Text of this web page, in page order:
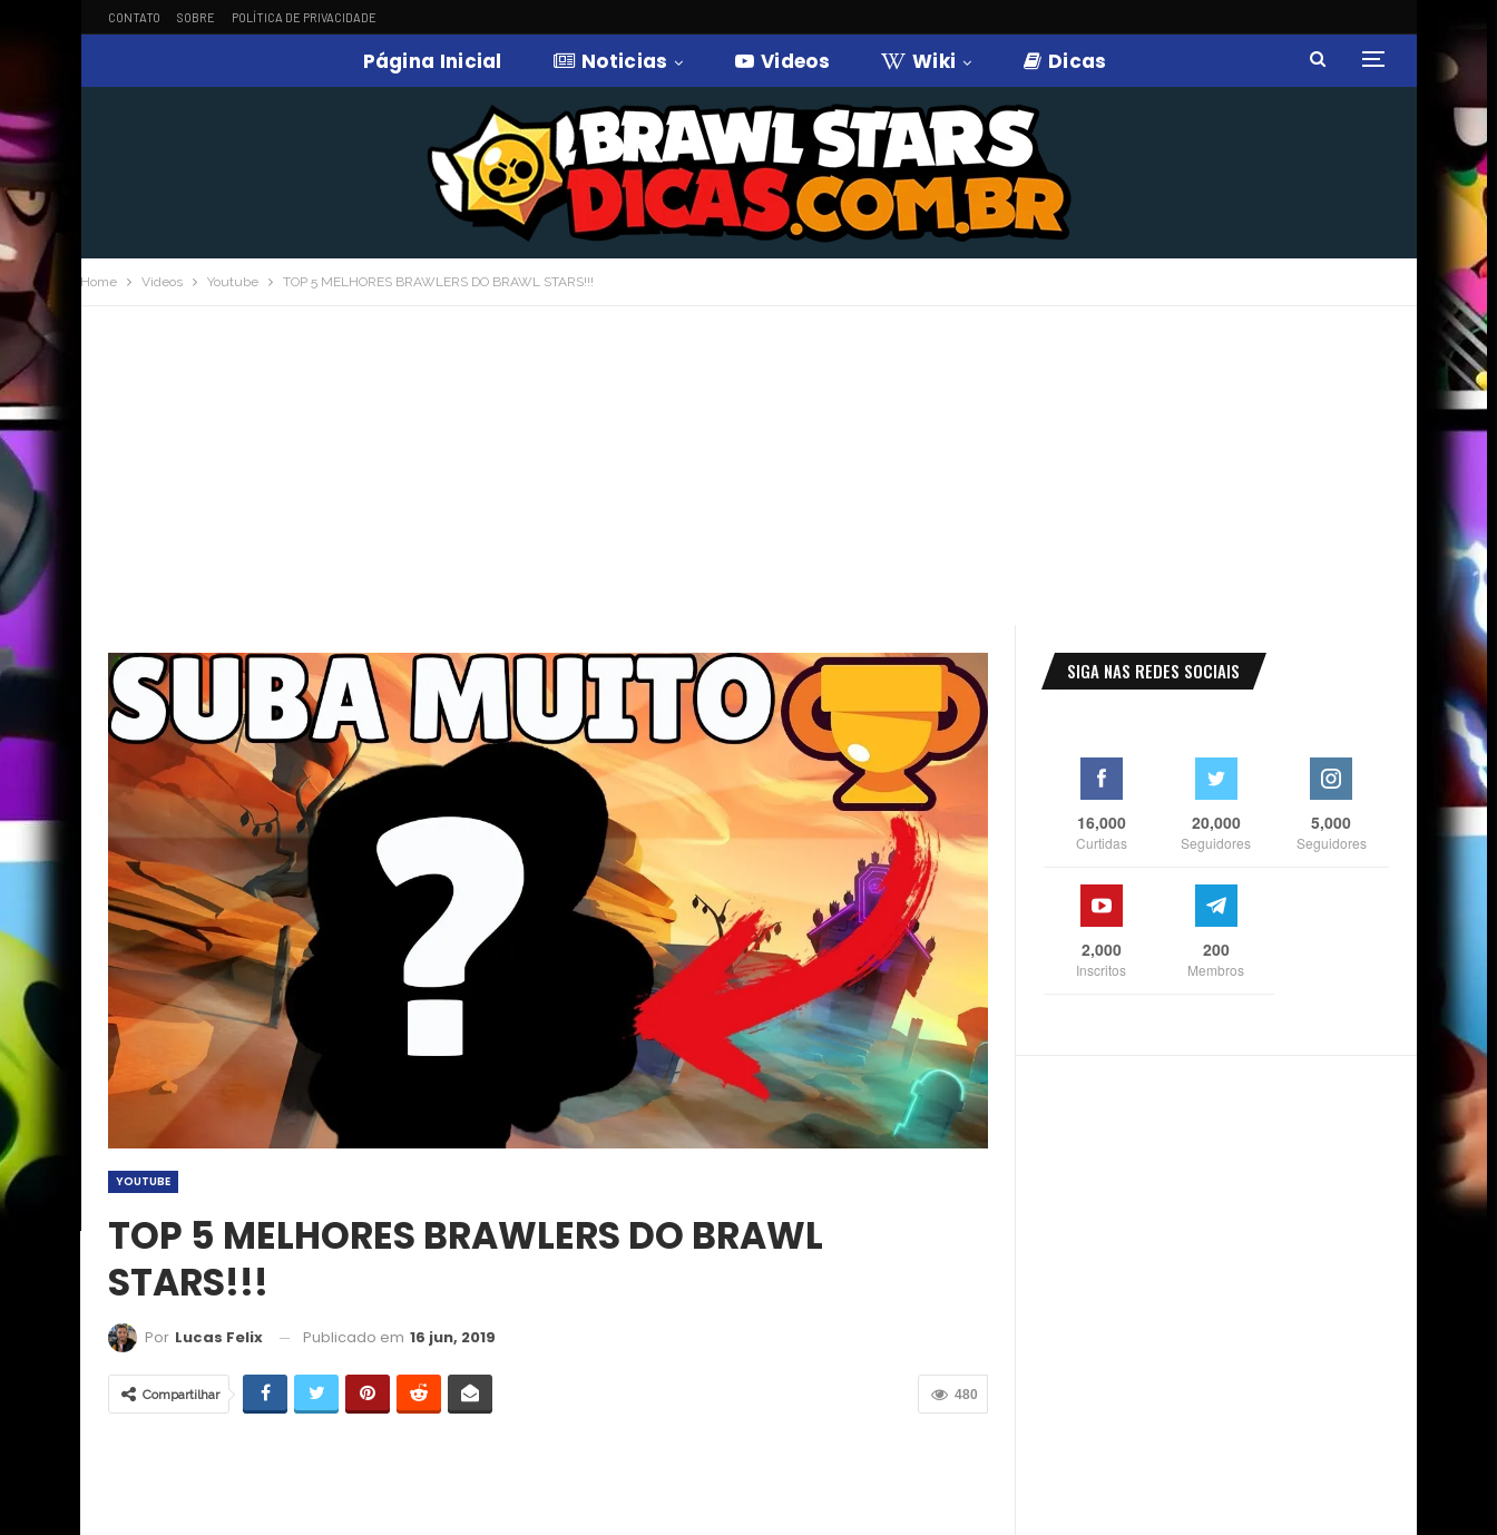
CONTATO SOBRE POLÍTICA DE PRIVACIDADE
Página Inicial Noticias Videos Wiki Dicas
Home Videos Youtube TOP 5 MELHORES BRAWLERS DO BRAWL STARS!!!
YOUTUBE
TOP 5 MELHORES BRAWLERS DO BRAWL
STARS!!!
Por Lucas Felix Publicado em 16 jun, 2019
480
Compartilhar
SIGA NAS REDES SOCIAIS
16,000
Curtidas
20,000
Seguidores
5,000
Seguidores
2,000
Inscritos
200
Membros